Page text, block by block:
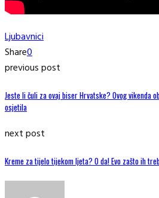
Ljubavnici
Share0
previous post
Jeste li čuli za ovaj biser Hrvatske? Ovog vikenda
osjetila
next post
Kreme za tijelo tijekom ljeta? O da! Evo zašto ih